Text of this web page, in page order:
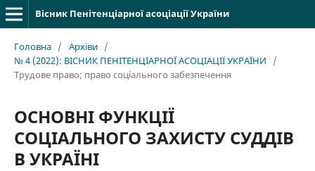
Вісник Пенітенціарної асоціації України
Головна / Архіви /
№ 4 (2022): ВІСНИК ПЕНІТЕНЦІАРНОЇ АСОЦІАЦІЇ УКРАЇНИ
/
Трудове право; право соціального забезпечення
ОСНОВНІ ФУНКЦІЇ
СОЦІАЛЬНОГО ЗАХИСТУ СУДДІВ
В УКРАЇНІ